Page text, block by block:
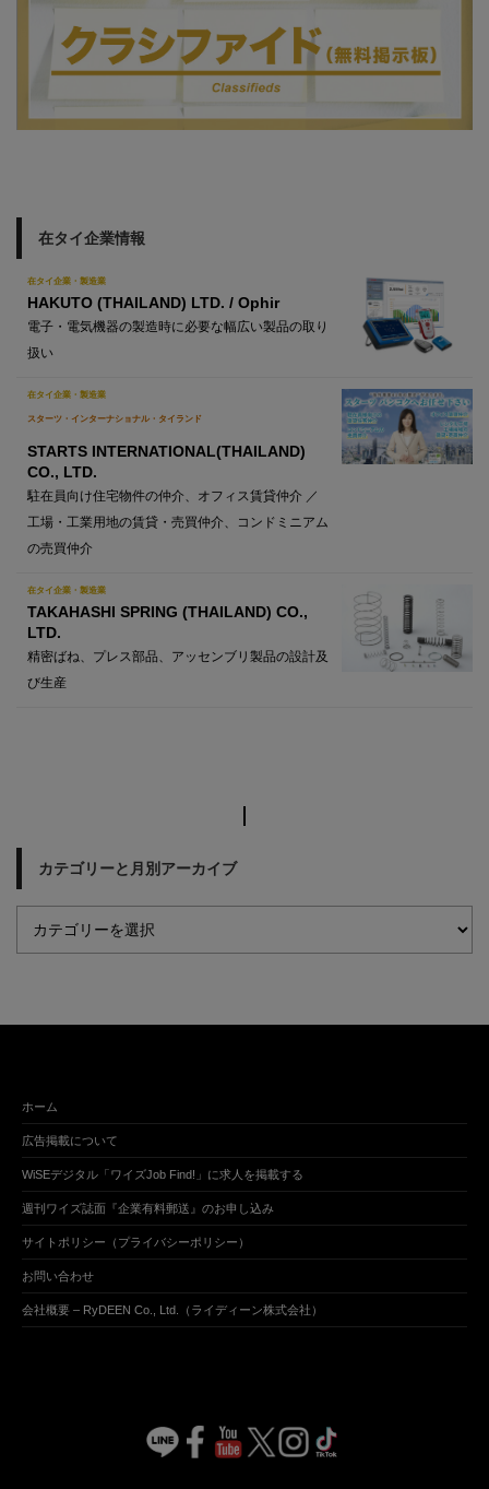
在タイ企業情報
在タイ企業・製造業
HAKUTO (THAILAND) LTD. / Ophir
電子・電気機器の製造時に必要な幅広い製品の取り
扱い
在タイ企業・製造業
スターツ・インターナショナル・タイランド
STARTS INTERNATIONAL(THAILAND)
CO., LTD.
駐在員向け住宅物件の仲介、オフィス賃貸仲介 ／
工場・工業用地の賃貸・売買仲介、コンドミニアム
の売買仲介
在タイ企業・製造業
TAKAHASHI SPRING (THAILAND) CO.,
LTD.
精密ばね、プレス部品、アッセンブリ製品の設計及
び生産
カテゴリーと月別アーカイブ
ホーム
広告掲載について
WiSEデジタル「ワイズJob Find!」に求人を掲載する
週刊ワイズ誌面『企業有料郵送』のお申し込み
サイトポリシー（プライバシーポリシー）
お問い合わせ
会社概要 – RyDEEN Co., Ltd.（ライディーン株式会社）